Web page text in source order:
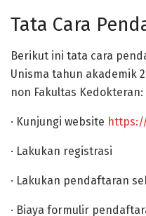
Tata Cara
Berikut ini tata cara
Unisma tahun akademik
non Fakultas Kedokteran:
· Kunjungi website
· Lakukan registrasi
· Lakukan pendaftaran
· Biaya formulir